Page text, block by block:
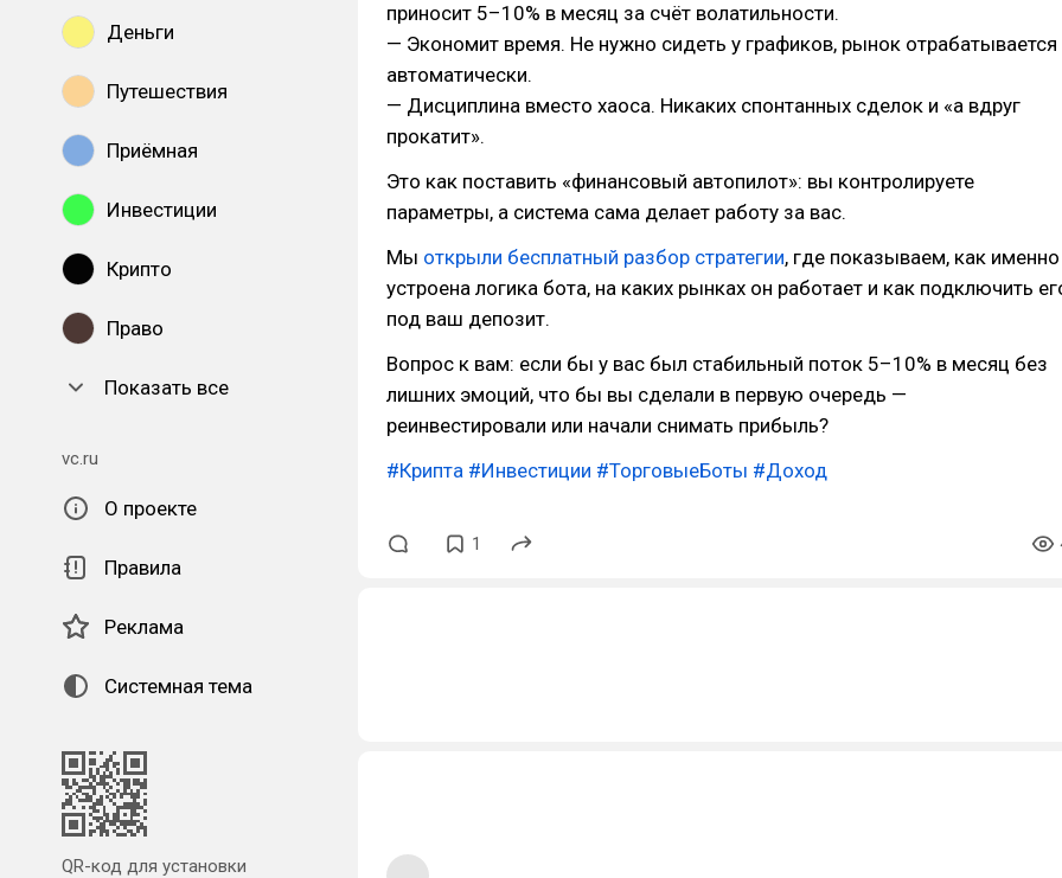
Деньги
Путешествия
Приёмная
Инвестиции
Крипто
Право
Показать все
vc.ru
О проекте
Правила
Реклама
Системная тема
QR-код для установки
приносит 5–10% в месяц за счёт волатильности.
— Экономит время. Не нужно сидеть у графиков, рынок отрабатывается
автоматически.
— Дисциплина вместо хаоса. Никаких спонтанных сделок и «а вдруг
прокатит».
Это как поставить «финансовый автопилот»: вы контролируете
параметры, а система сама делает работу за вас.
Мы открыли бесплатный разбор стратегии, где показываем, как именно
устроена логика бота, на каких рынках он работает и как подключить
под ваш депозит.
Вопрос к вам: если бы у вас был стабильный поток 5–10% в месяц без
лишних эмоций, что бы вы сделали в первую очередь —
реинвестировали или начали снимать прибыль?
#Крипта #Инвестиции #ТорговыеБоты #Доход
1